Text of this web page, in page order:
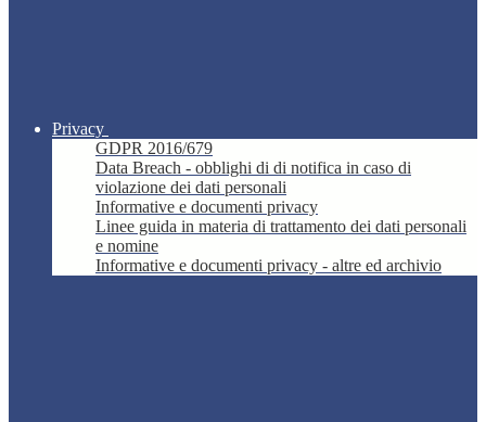
Privacy
GDPR 2016/679
Data Breach - obblighi di di notifica in caso di
violazione dei dati personali
Informative e documenti privacy
Linee guida in materia di trattamento dei dati personali
e nomine
Informative e documenti privacy - altre ed archivio